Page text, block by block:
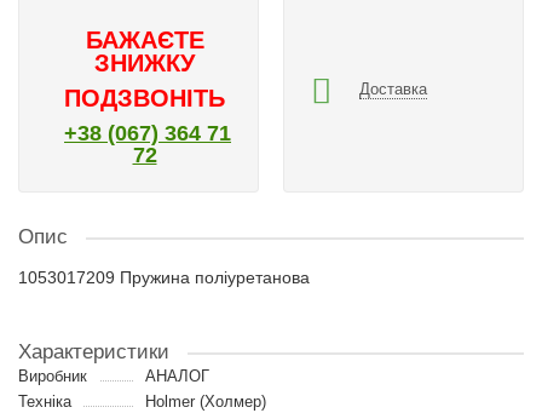
БАЖАЄТЕ
ЗНИЖКУ
ПОДЗВОНІТЬ
+38 (067) 364 71
72
Доставка
Опис
1053017209 Пружина поліуретанова
Характеристики
Виробник
АНАЛОГ
Техніка
Holmer (Холмер)